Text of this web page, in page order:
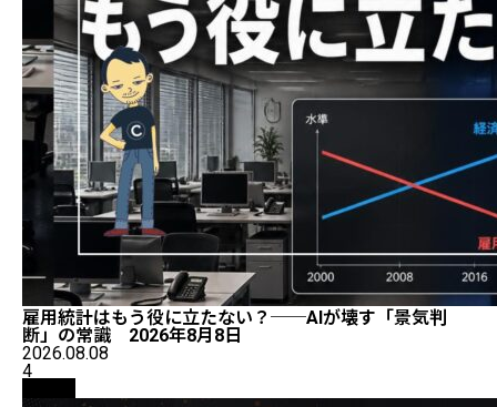
雇用統計はもう役に立たない？──AIが壊す「景気判
断」の常識 2026年8月8日
2026.08.08
4